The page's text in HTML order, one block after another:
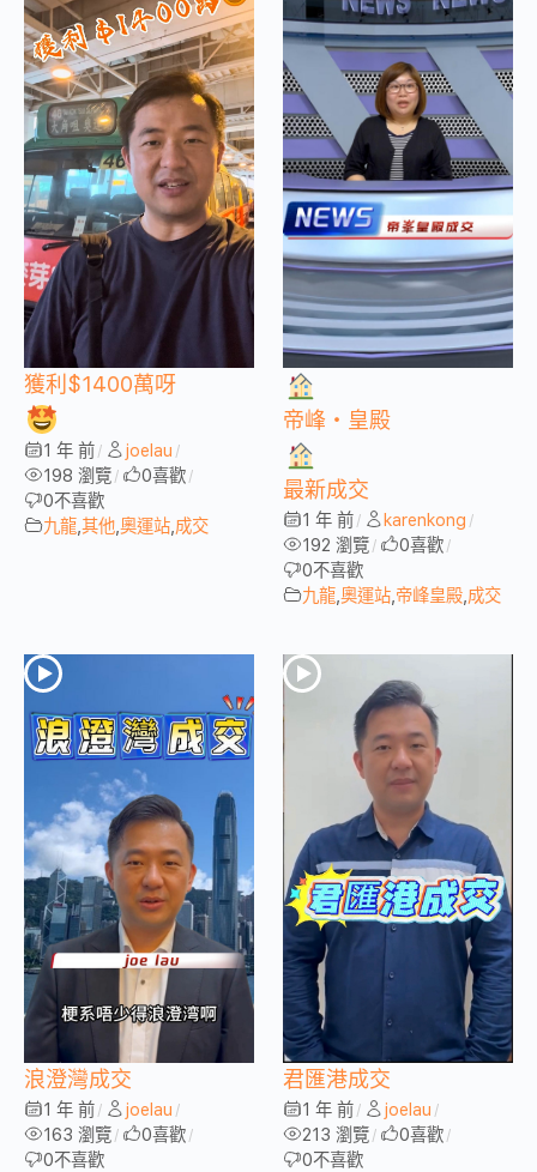
獲利$1400萬呀
1 年 前 / joelau /
198 瀏覽 / 0喜歡 /
0不喜歡
九龍 其他 奧運站 成交
帝峰・皇殿
最新成交
1 年 前 / karenkong /
192 瀏覽 / 0喜歡 /
0不喜歡
九龍 奧運站 帝峰皇殿 成交
浪澄灣成交
1 年 前 / joelau /
163 瀏覽 / 0喜歡 /
0不喜歡
君匯港成交
1 年 前 / joelau /
213 瀏覽 / 0喜歡 /
0不喜歡